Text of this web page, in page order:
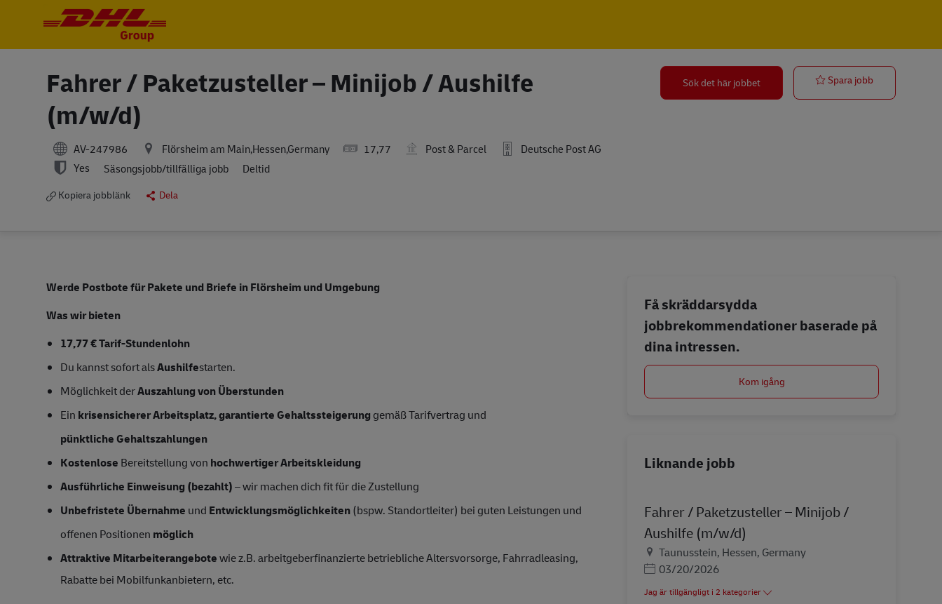
Fahrer / Paketzusteller – Minijob / Aushilfe
(m/w/d)
AV-247986 Flörsheim am Main,Hessen,Germany 17,77 Post & Parcel
Deutsche Post AG
Yes
Säsongsjobb/tillfälliga jobb Deltid
Kopiera jobblänk Dela
Sök det här jobbet Spara jobb
Werde Postbote für Pakete und Briefe in Flörsheim und Umgebung
Was wir bieten
17,77 € Tarif-Stundenlohn
Du kannst sofort alsAushilfestarten.
Möglichkeit derAuszahlung von Überstunden
Ein krisensicherer Arbeitsplatz, garantierte Gehaltssteigerung gemäß Tarifvertrag und
pünktliche Gehaltszahlungen
Kostenlose Bereitstellung von hochwertiger Arbeitskleidung
Ausführliche Einweisung (bezahlt)– wir machen dich fit für die Zustellung
Unbefristete Übernahme und Entwicklungsmöglichkeiten(bspw. Standortleiter) bei guten Leistungen und
offenen Positionen möglich
Attraktive Mitarbeiterangebotewie z.B. arbeitgeberfinanzierte betriebliche Altersvorsorge, Fahrradleasing,
Rabatte bei Mobilfunkanbietern, etc.
Få skräddarsydda
jobbrekommendationer baserade på
dina intressen.
Kom igång
Liknande jobb
Fahrer / Paketzusteller – Minijob /
Aushilfe (m/w/d)
PlatsTaunusstein, Hessen, Germany
Posted Date
03/20/2026
Jag är tillgängligt i 2 kategorier